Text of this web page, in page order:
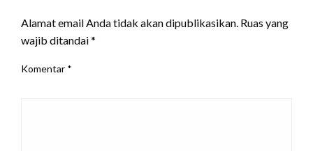
Alamat email Anda tidak akan dipublikasikan. Ruas yang
wajib ditandai*
Komentar *